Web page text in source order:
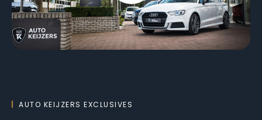
AUTO KEIJZERS EXCLUSIVES